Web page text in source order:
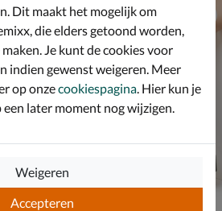
Dit maakt het mogelijk om
die elders getoond worden,
Je kunt de cookies voor
indien gewenst weigeren. Meer
op onzecookiespagina. Hier kun je
later moment nog wijzigen.
Accepteren
Weigeren